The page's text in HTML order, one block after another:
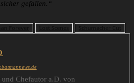
gefallen.“
und Chefautor a.D. von